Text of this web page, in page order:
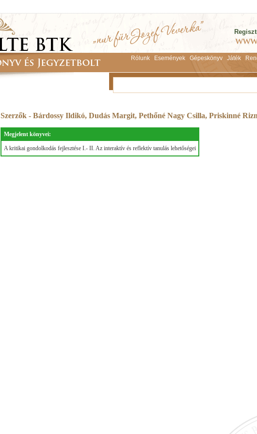
Rólunk Események Gépeskönyv Játék
Szerzők - Bárdossy Ildikó, Dudás Margit, Pethőné Nagy Csilla, Priskinné
Megjelent könyvei:
A kritikai gondolkodás fejlesztése I.- II. Az interaktív és reflektív tanulás lehetőségei